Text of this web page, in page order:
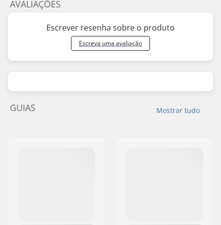
AVALIAÇÕES
Escrever resenha sobre o produto
Escreva uma avaliação
Mostrar tudo
GUIAS